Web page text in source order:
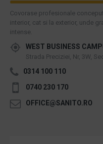
Covorase profesionale
interior, cat si la exterior, unde
intense.
WEST BUSINESS
Strada Preciziei, Nr, 3W,
0314 100 110
0740 230 170
OFFICE@SANITO.RO